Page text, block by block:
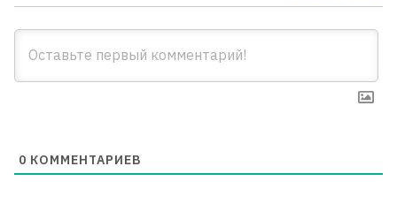
0 КОММЕНТАРИЕВ